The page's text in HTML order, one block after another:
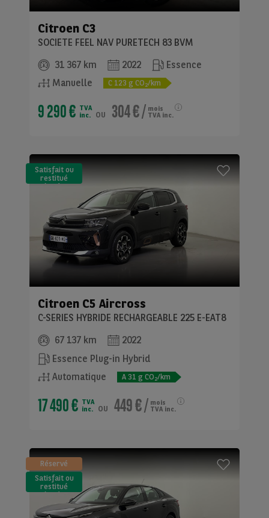
Citroen C3
SOCIETE FEEL NAV PURETECH 83 BVM
31 367 km
2022
Essence
Manuelle
C 123 g CO2/km
9 290 € TVA
inc.
ou 304 €/ mois
TVA inc.
Satisfait ou
restitué
(LLD)*
Citroen C5 Aircross
C-SERIES HYBRIDE RECHARGEABLE 225 E-EAT8
67 137 km
2022
Essence Plug-in Hybrid
Automatique
A 31 g CO2/km
17 490 € TVA
inc.
ou 449 €/ mois
TVA inc.
Réservé
Satisfait ou
restitué
(LLD)*